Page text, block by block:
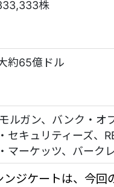
株
約65億ドル
ルガン、バンク・オ
セキュリティーズ、
マーケッツ、バーク
ンジケートは、今回